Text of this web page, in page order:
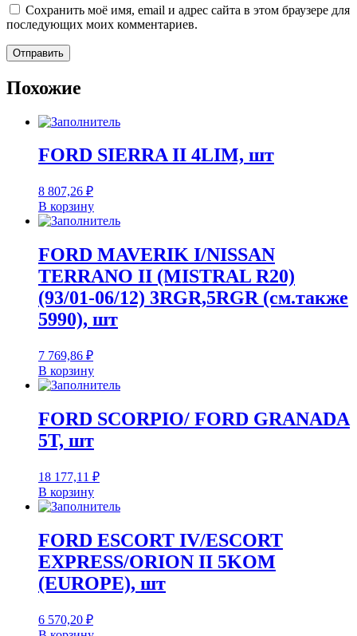
Сохранить моё имя, email и адрес сайта в этом браузере для
последующих моих комментариев.
Похожие
FORD SIERRA II 4LIM, шт
8 807,26 ₽
В корзину
FORD MAVERIK I/NISSAN
TERRANO II (MISTRAL R20)
(93/01-06/12) 3RGR,5RGR (см.также
5990), шт
7 769,86 ₽
В корзину
FORD SCORPIO/ FORD GRANADA
5T, шт
18 177,11 ₽
В корзину
FORD ESCORT IV/ESCORT
EXPRESS/ORION II 5KOM
(EUROPE), шт
6 570,20 ₽